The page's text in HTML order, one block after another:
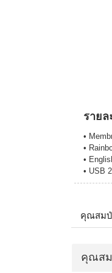
ราย
•
•
•
• USB
คุณสม
คุณส